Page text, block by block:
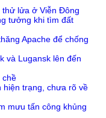
thử lửa ở Viễn Đông
tưởng khi tìm đất
Apache để chống
và Lugansk lên đến
chề
hiện trạng, chưa rõ về
mưu tấn công khủng